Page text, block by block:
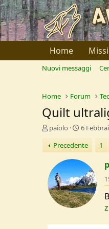
Home
Nuovi messaggi
Home Forum
Quilt
C
e
a
o
r
e
D
paiolo
D
t
a
d
i
I
n
i
6
Precedente
1